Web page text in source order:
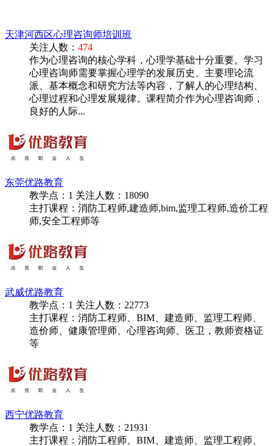
天津河西区心理咨询师培训班
关注人数： 474
作为心理咨询的核心学科，心理学基础十分重要。学习
心理咨询师需要掌握心理学的发展历史、主要理论流
派、基本概念和研究方法等内容，了解人的心理结构、
心理过程和心理发展规律。课程简介作为心理咨询师，
良好的人际...
东莞优路教育
教学点： 1 关注人数： 18090
主打课程：消防工程师,建造师,bim,监理工程师,造价工程
师,安全工程师等
武威优路教育
教学点： 1 关注人数： 22773
主打课程：消防工程师、BIM、建造师、监理工程师、
造价师、健康管理师、心理咨询师、医卫，教师资格证
等
西宁优路教育
教学点： 1 关注人数： 21931
主打课程：消防工程师、BIM、建造师、监理工程师、